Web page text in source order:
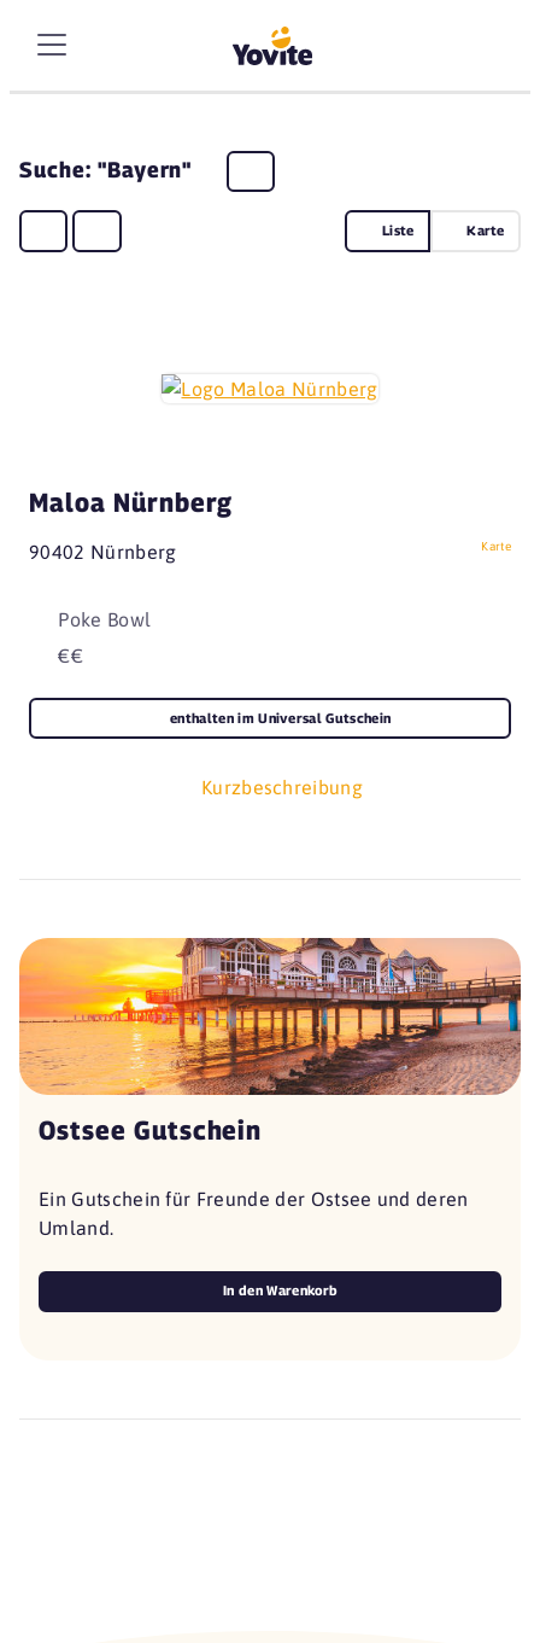
Suche: "Bayern"
Liste Karte
Maloa Nürnberg
90402 Nürnberg Karte
Poke Bowl
€€
Kurzbeschreibung
enthalten im Universal Gutschein
Ostsee Gutschein
Ein Gutschein für Freunde der Ostsee und deren
Umland.
In den Warenkorb